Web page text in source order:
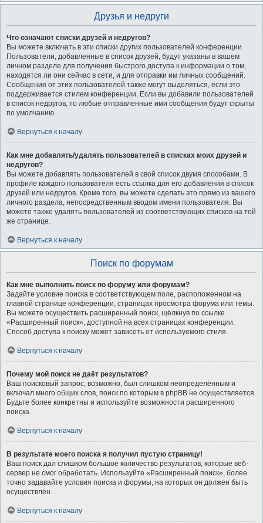
Друзья и недруги
Что означают списки друзей и недругов?
Вы можете включать в эти списки других пользователей конференции.
Пользователи, добавленные в список друзей, будут указаны в вашем
личном разделе для получения быстрого доступа к информации о том,
находятся ли они сейчас в сети, и для отправки им личных сообщений.
Сообщения от этих пользователей также могут выделяться, если это
поддерживается стилем конференции. Если вы добавили пользователей
в список недругов, то любые отправленные ими сообщения будут скрыты
по умолчанию.
Вернуться к началу
Как мне добавлять/удалять пользователей в списках моих друзей и
недругов?
Вы можете добавлять пользователей в свой список двумя способами. В
профиле каждого пользователя есть ссылка для его добавления в список
друзей или недругов. Кроме того, вы можете сделать это прямо из вашего
личного раздела, непосредственным вводом имени пользователя. Вы
можете также удалять пользователей из соответствующих списков на той
же странице.
Вернуться к началу
Поиск по форумам
Как мне выполнить поиск по форуму или форумам?
Задайте условие поиска в соответствующем поле, расположенном на
главной странице конференции, страницах просмотра форума или темы.
Вы можете осуществить расширенный поиск, щёлкнув по ссылке
«Расширенный поиск», доступной на всех страницах конференции.
Способ доступа к поиску может зависеть от используемого стиля.
Вернуться к началу
Почему мой поиск не даёт результатов?
Ваш поисковый запрос, возможно, был слишком неопределённым и
включал много общих слов, поиск по которым в phpBB не осуществляется.
Будьте более конкретны и используйте возможности расширенного
поиска.
Вернуться к началу
В результате моего поиска я получил пустую страницу!
Ваш поиск дал слишком большое количество результатов, которые веб-
сервер не смог обработать. Используйте «Расширенный поиск», более
точно задавайте условия поиска и форумы, на которых он должен быть
осуществлён.
Вернуться к началу